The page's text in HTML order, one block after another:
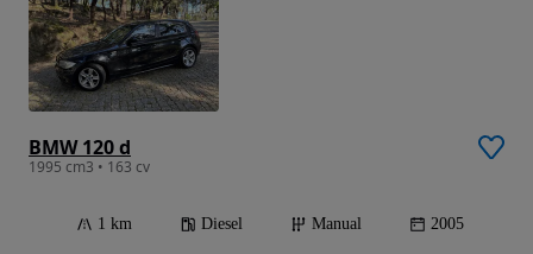
BMW 120 d
1995 cm3 • 163 cv
1 km Diesel Manual 2005